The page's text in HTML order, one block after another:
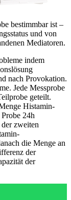
bestimmbar ist –
und von
Mediatoren.
indem
nach Provokation.
Jede Messprobe
geteilt.
Histamin-
24h
zweiten
die Menge an
der
der